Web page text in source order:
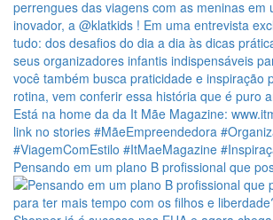
Pensando em um plano B profissional que